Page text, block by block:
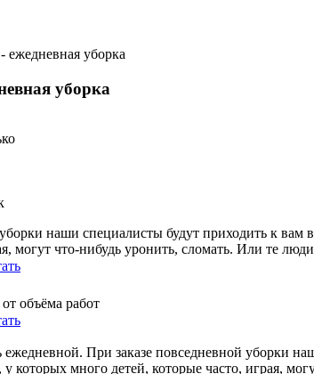
ежедневная уборка
уборка
наши специалисты будут приходить к
могут что-нибудь уронить, сломать. Или те
объёма работ
При заказе повседневной уборки
которых много детей, которые часто, играя,